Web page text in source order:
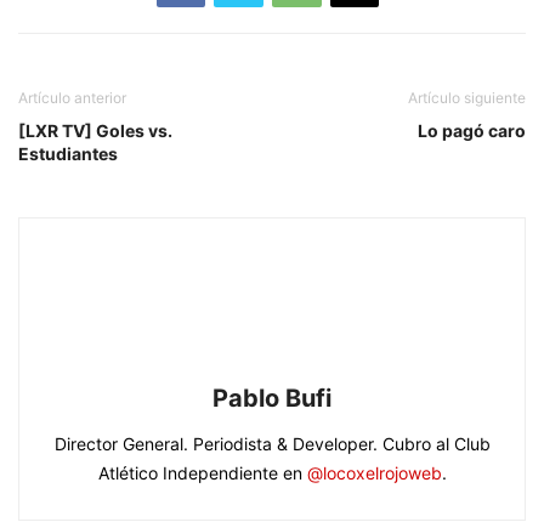
Artículo anterior
[LXR TV] Goles vs.
Estudiantes
Artículo siguiente
Lo pagó caro
Pablo Bufi
Director General. Periodista & Developer. Cubro al Club
Atlético Independiente en @locoxelrojoweb.